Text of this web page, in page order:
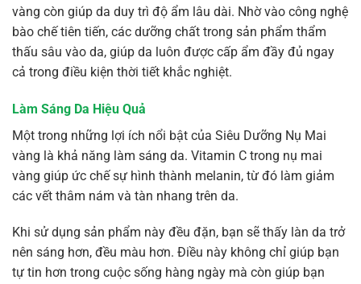
vàng còn giúp da duy trì độ ẩm lâu dài. Nhờ vào công nghệ
bào chế tiên tiến, các dưỡng chất trong sản phẩm thẩm
thấu sâu vào da, giúp da luôn được cấp ẩm đầy đủ ngay
cả trong điều kiện thời tiết khắc nghiệt.
Làm Sáng Da Hiệu Quả
Một trong những lợi ích nổi bật của Siêu Dưỡng Nụ Mai
vàng là khả năng làm sáng da. Vitamin C trong nụ mai
vàng giúp ức chế sự hình thành melanin, từ đó làm giảm
các vết thâm nám và tàn nhang trên da.
Khi sử dụng sản phẩm này đều đặn, bạn sẽ thấy làn da trở
nên sáng hơn, đều màu hơn. Điều này không chỉ giúp bạn
tự tin hơn trong cuộc sống hàng ngày mà còn giúp bạn